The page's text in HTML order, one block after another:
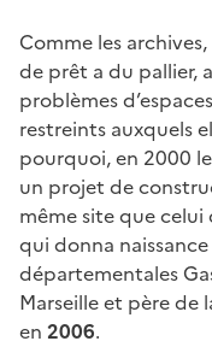
Comme les
de prêt a du pallier,
problèmes
restreints auxquels
pourquoi, en 2000
un projet de
même site que
qui donna
départementales
Marseille et père de
en 2006.